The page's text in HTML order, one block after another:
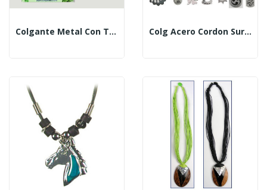
Colgante Metal Con Trébol. Modelo Corazon Con 3 Ci Colg Acero Cordon Surtido Surtido